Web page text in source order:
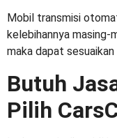
Mobil transmisi
kelebihannya masing-
maka dapat
Butuh
Pilih